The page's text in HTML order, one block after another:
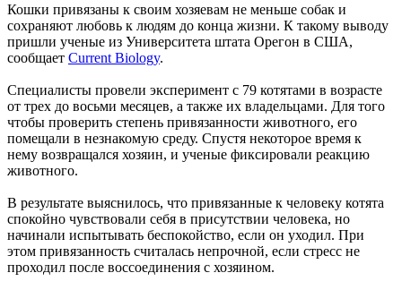
Кошки привязаны к своим хозяевам не меньше собак и
сохраняют любовь к людям до конца жизни. К такому выводу
пришли ученые из Университета штата Орегон в США,
сообщает Current Biology.
Специалисты провели эксперимент с 79 котятами в возрасте
от трех до восьми месяцев, а также их владельцами. Для того
чтобы проверить степень привязанности животного, его
помещали в незнакомую среду. Спустя некоторое время к
нему возвращался хозяин, и ученые фиксировали реакцию
животного.
В результате выяснилось, что привязанные к человеку котята
спокойно чувствовали себя в присутствии человека, но
начинали испытывать беспокойство, если он уходил. При
этом привязанность считалась непрочной, если стресс не
проходил после воссоединения с хозяином.